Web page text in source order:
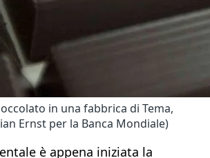
in una fabbrica di Tema,
Ernst per la Banca Mondiale)
è appena iniziata la